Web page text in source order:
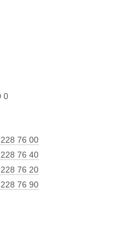
0
76 00
76 40
76 20
76 90